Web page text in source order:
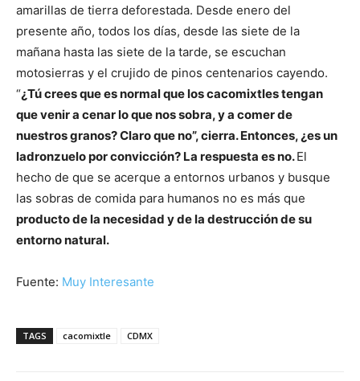
amarillas de tierra deforestada. Desde enero del
presente año, todos los días, desde las siete de la
mañana hasta las siete de la tarde, se escuchan
motosierras y el crujido de pinos centenarios cayendo.
“¿Tú crees que es normal que los cacomixtles tengan
que venir a cenar lo que nos sobra, y a comer de
nuestros granos? Claro que no”, cierra. Entonces, ¿es un
ladronzuelo por convicción? La respuesta es no.El
hecho de que se acerque a entornos urbanos y busque
las sobras de comida para humanos no es más que
producto de la necesidad y de la destrucción de su
entorno natural.
Fuente: Muy Interesante
TAGS cacomixtle CDMX